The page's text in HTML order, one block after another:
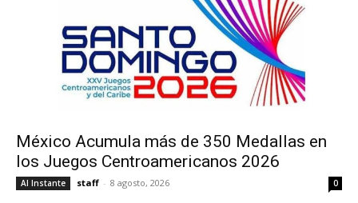
México Acumula más de 350 Medallas en
los Juegos Centroamericanos 2026
Al Instante staff - 8 agosto, 2026 0